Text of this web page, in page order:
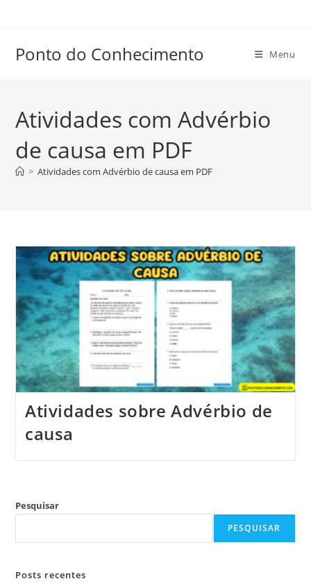
conteúdo
Ponto do Conhecimento Menu
Atividades com Advérbio
de causa em PDF
> Atividades com Advérbio de causa em PDF
Atividades sobre Advérbio de
causa
Pesquisar
PESQUISAR
Posts recentes